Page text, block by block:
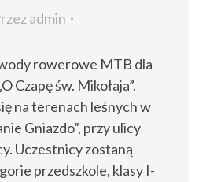
admin
rowerowe MTB dla
Czapę św. Mikołaja”.
na terenach leśnych w
Gniazdo”, przy ulicy
Uczestnicy zostaną
przedszkole, klasy I-